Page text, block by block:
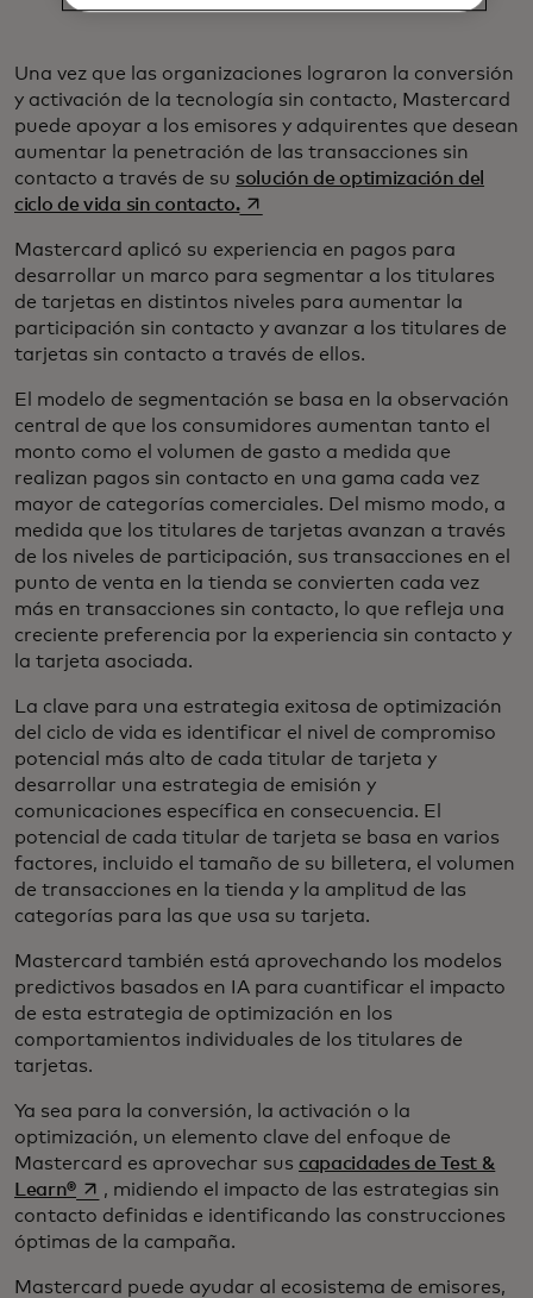
Una vez que las organizaciones lograron la conversión
y activación de la tecnología sin contacto, Mastercard
puede apoyar a los emisores y adquirentes que desean
aumentar la penetración de las transacciones sin
contacto a través de su solución de optimización del
ciclo de vida sin contacto.se abre en una pestaña nueva
Mastercard aplicó su experiencia en pagos para
desarrollar un marco para segmentar a los titulares
de tarjetas en distintos niveles para aumentar la
participación sin contacto y avanzar a los titulares de
tarjetas sin contacto a través de ellos.
El modelo de segmentación se basa en la observación
central de que los consumidores aumentan tanto el
monto como el volumen de gasto a medida que
realizan pagos sin contacto en una gama cada vez
mayor de categorías comerciales. Del mismo modo, a
medida que los titulares de tarjetas avanzan a través
de los niveles de participación, sus transacciones en el
punto de venta en la tienda se convierten cada vez
más en transacciones sin contacto, lo que refleja una
creciente preferencia por la experiencia sin contacto y
la tarjeta asociada.
La clave para una estrategia exitosa de optimización
del ciclo de vida es identificar el nivel de compromiso
potencial más alto de cada titular de tarjeta y
desarrollar una estrategia de emisión y
comunicaciones específica en consecuencia. El
potencial de cada titular de tarjeta se basa en varios
factores, incluido el tamaño de su billetera, el volumen
de transacciones en la tienda y la amplitud de las
categorías para las que usa su tarjeta.
Mastercard también está aprovechando los modelos
predictivos basados en IA para cuantificar el impacto
de esta estrategia de optimización en los
comportamientos individuales de los titulares de
tarjetas.
Ya sea para la conversión, la activación o la
optimización, un elemento clave del enfoque de
Mastercard es aprovechar sus capacidades de Test &
Learn®se abre en una pestaña nueva
, midiendo el impacto de las estrategias sin
contacto definidas e identificando las construcciones
óptimas de la campaña.
Mastercard puede ayudar al ecosistema de emisores,